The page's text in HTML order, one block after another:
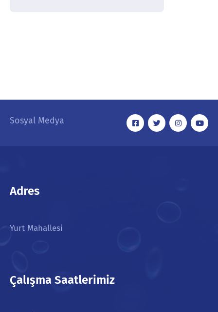
Sosyal Medya
Adres
Yurt Mahallesi
Çalışma Saatlerimiz